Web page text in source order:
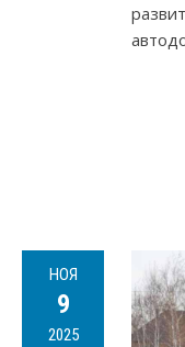
НОЯ
9
2025